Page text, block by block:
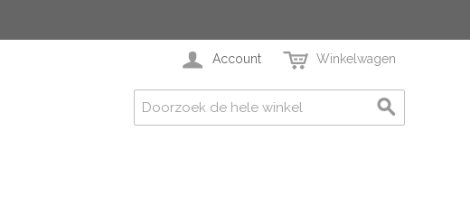
Account Winkelwagen